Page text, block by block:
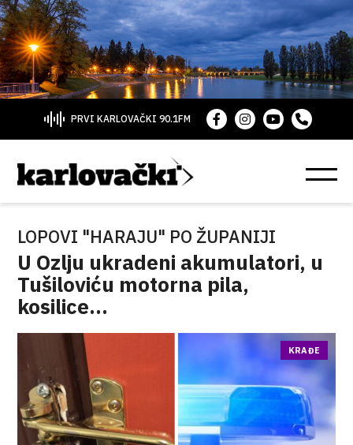
PRVI KARLOVAČKI 90.1FM
LOPOVI "HARAJU" PO ŽUPANIJI
U Ozlju ukradeni akumulatori, u
Tušiloviću motorna pila,
kosilice...
KRAĐE